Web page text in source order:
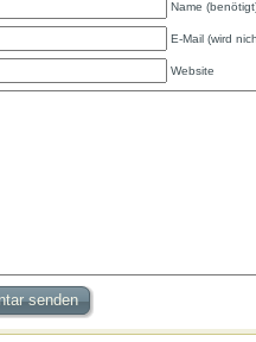
Name
E-Mail (wird
Website